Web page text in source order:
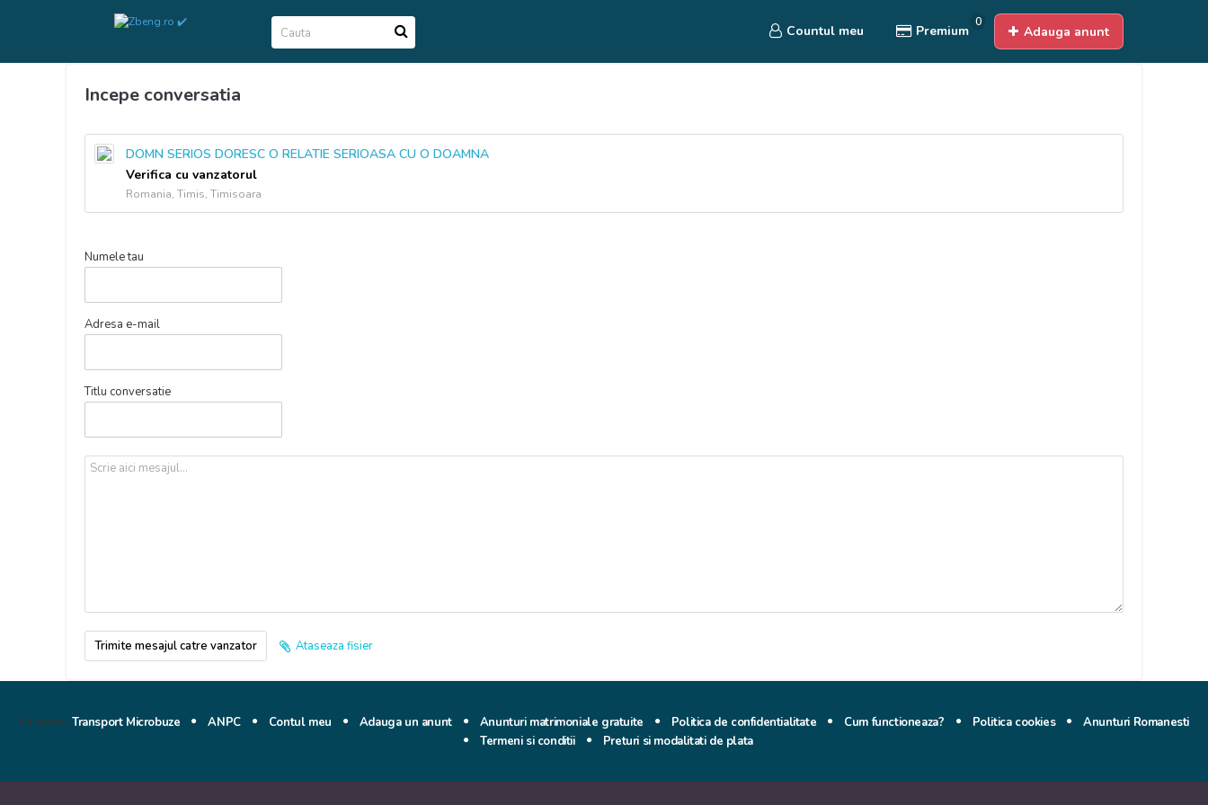
Adauga anunt
Countul meu Premium
0
Incepe conversatia
DOMN SERIOS DORESC O RELATIE SERIOASA CU O DOAMNA
Verifica cu vanzatorul
Romania, Timis, Timisoara
Numele tau
Adresa e-mail
Titlu conversatie
Trimite mesajul catre vanzator Ataseaza fisier
Parteneri:Transport Microbuze ANPC Contul meu Adauga un anunt Anunturi matrimoniale gratuite Politica de confidentialitate Cum functioneaza? Politica cookies
Anunturi Romanesti
Termeni si conditii
Preturi si modalitati de plata